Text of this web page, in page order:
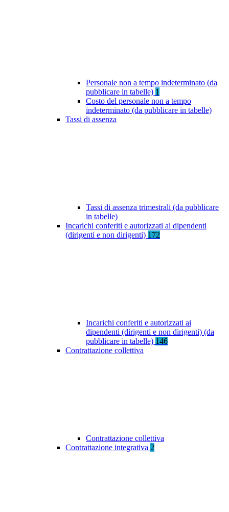
Personale non a tempo indeterminato (da
pubblicare in tabelle) 1
Costo del personale non a tempo
indeterminato (da pubblicare in tabelle)
Tassi di assenza
Tassi di assenza trimestrali (da pubblicare
in tabelle)
Incarichi conferiti e autorizzati ai dipendenti
(dirigenti e non dirigenti) 172
Incarichi conferiti e autorizzati ai
dipendenti (dirigenti e non dirigenti) (da
pubblicare in tabelle) 146
Contrattazione collettiva
Contrattazione collettiva
Contrattazione integrativa 2